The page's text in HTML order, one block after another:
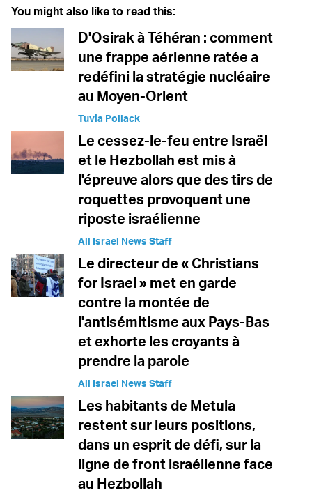
You might also like to read this:
D'Osirak à Téhéran : comment
une frappe aérienne ratée a
redéfini la stratégie nucléaire
au Moyen-Orient
Tuvia Pollack
Le cessez-le-feu entre Israël
et le Hezbollah est mis à
l'épreuve alors que des tirs de
roquettes provoquent une
riposte israélienne
All Israel News Staff
Le directeur de « Christians
for Israel » met en garde
contre la montée de
l'antisémitisme aux Pays-Bas
et exhorte les croyants à
prendre la parole
All Israel News Staff
Les habitants de Metula
restent sur leurs positions,
dans un esprit de défi, sur la
ligne de front israélienne face
au Hezbollah